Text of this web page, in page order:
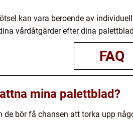
kan vara beroende av
vårdåtgärder efter dina
FAQ
mina palettblad?
bör få chansen att torka upp